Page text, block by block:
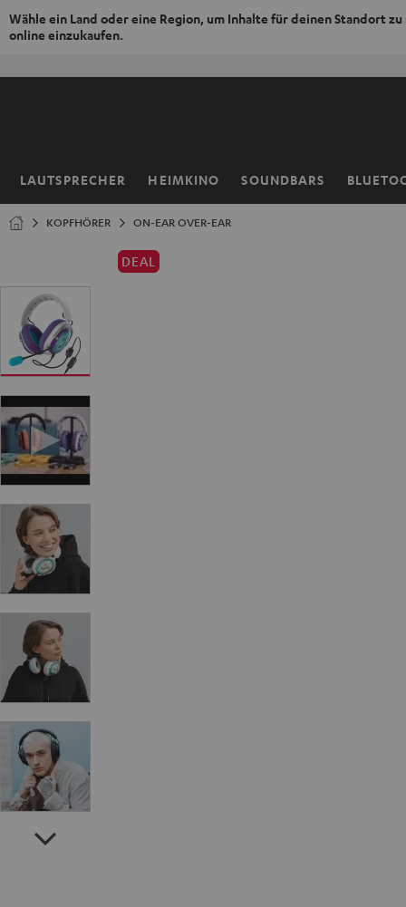
Wähle ein Land oder eine Region, um Inhalte für deinen Standort zu
online einzukaufen.
LAUTSPRECHER HEIMKINO SOUNDBARS
Startseite
KOPFHÖRER ON-EAR OVER-EAR
DEAL